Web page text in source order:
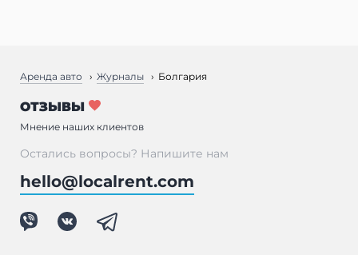
Аренда авто Журналы Болгария
ОТЗЫВЫ
Мнение наших клиентов
Остались вопросы? Напишите нам
hello@localrent.com